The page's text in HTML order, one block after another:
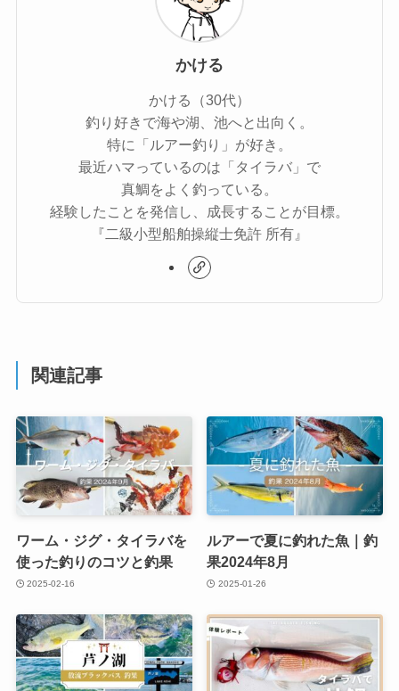
かける
かける（30代）
釣り好きで海や湖、池へと出向く。
特に「ルアー釣り」が好き。
最近ハマっているのは「タイラバ」で
真鯛をよく釣っている。
経験したことを発信し、成長することが目標。
『二級小型船舶操縦士免許 所有』
関連記事
ワーム・ジグ・タイラバを
使った釣りのコツと釣果
2025-02-16
ルアーで夏に釣れた魚｜釣
果2024年8月
2025-01-26